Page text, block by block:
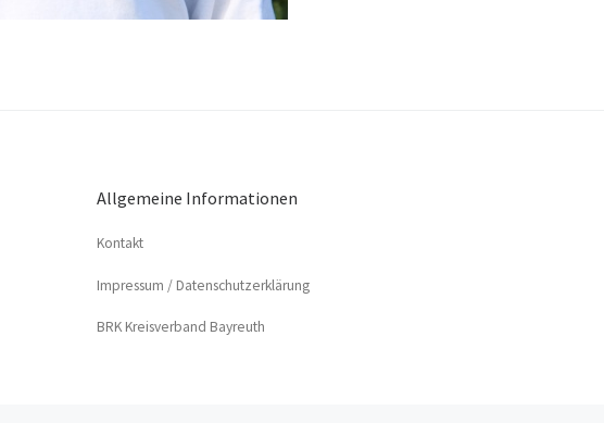
Allgemeine Informationen
Kon­takt
Impres­sum / Datenschutzerklärung
BRK Kreis­ver­band Bayreuth